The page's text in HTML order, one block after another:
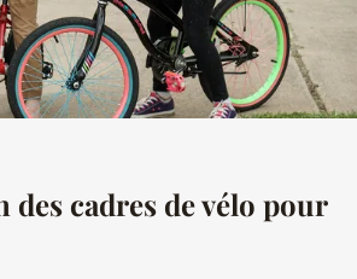
des cadres de vélo pour